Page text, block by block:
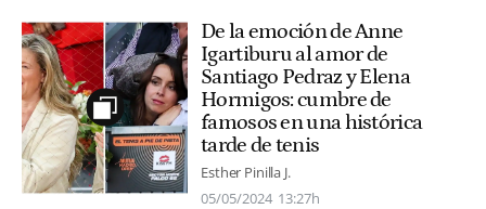
De la emoción de Anne
Igartiburu al amor de
Santiago Pedraz y Elena
Hormigos: cumbre de
famosos en una histórica
tarde de tenis
Esther Pinilla J.
05/05/2024 13:27h